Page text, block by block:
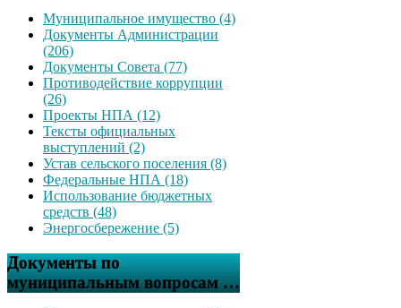
Муниципальное имущество (4)
Документы Администрации
(206)
Документы Совета (77)
Противодействие коррупции
(26)
Проекты НПА (12)
Тексты официальных
выступлений (2)
Устав сельского поселения (8)
Федеральные НПА (18)
Использование бюджетных
средств (48)
Энергосбережение (5)
Документы по
муниципальным вопросам …